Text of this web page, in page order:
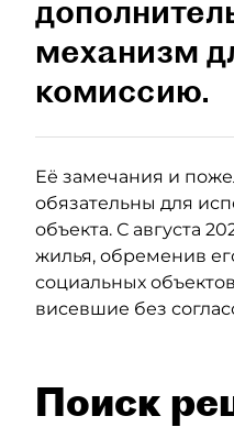
механизм
комиссию.
Её замечания и
обязательны для
объекта. С августа
жилья, обременив
социальных
висевшие без
Поиск